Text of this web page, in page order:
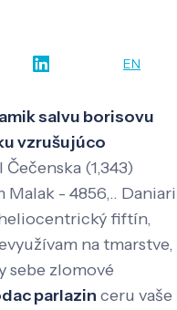
EN
salvu borisovu
vzrušujúco
(1,343)
- 4856,.. Daniari
fiftín,
na tmarstve,
sebe zlomové
parlazin ceru vaše